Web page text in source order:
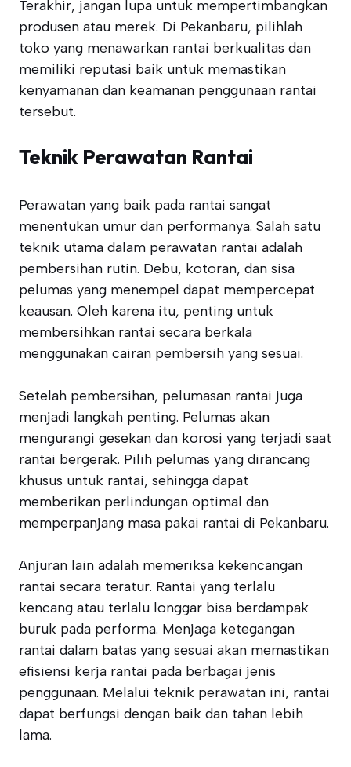
Terakhir, jangan lupa untuk mempertimbangkan
produsen atau merek. Di Pekanbaru, pilihlah
toko yang menawarkan rantai berkualitas dan
memiliki reputasi baik untuk memastikan
kenyamanan dan keamanan penggunaan rantai
tersebut.
Teknik Perawatan Rantai
Perawatan yang baik pada rantai sangat
menentukan umur dan performanya. Salah satu
teknik utama dalam perawatan rantai adalah
pembersihan rutin. Debu, kotoran, dan sisa
pelumas yang menempel dapat mempercepat
keausan. Oleh karena itu, penting untuk
membersihkan rantai secara berkala
menggunakan cairan pembersih yang sesuai.
Setelah pembersihan, pelumasan rantai juga
menjadi langkah penting. Pelumas akan
mengurangi gesekan dan korosi yang terjadi saat
rantai bergerak. Pilih pelumas yang dirancang
khusus untuk rantai, sehingga dapat
memberikan perlindungan optimal dan
memperpanjang masa pakai rantai di Pekanbaru.
Anjuran lain adalah memeriksa kekencangan
rantai secara teratur. Rantai yang terlalu
kencang atau terlalu longgar bisa berdampak
buruk pada performa. Menjaga ketegangan
rantai dalam batas yang sesuai akan memastikan
efisiensi kerja rantai pada berbagai jenis
penggunaan. Melalui teknik perawatan ini, rantai
dapat berfungsi dengan baik dan tahan lebih
lama.